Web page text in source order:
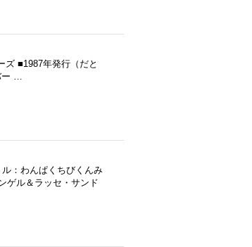
■1987年発行（だと
ー …
：わんぱくちびくんみ
ゲル＆ラッセ・サンド